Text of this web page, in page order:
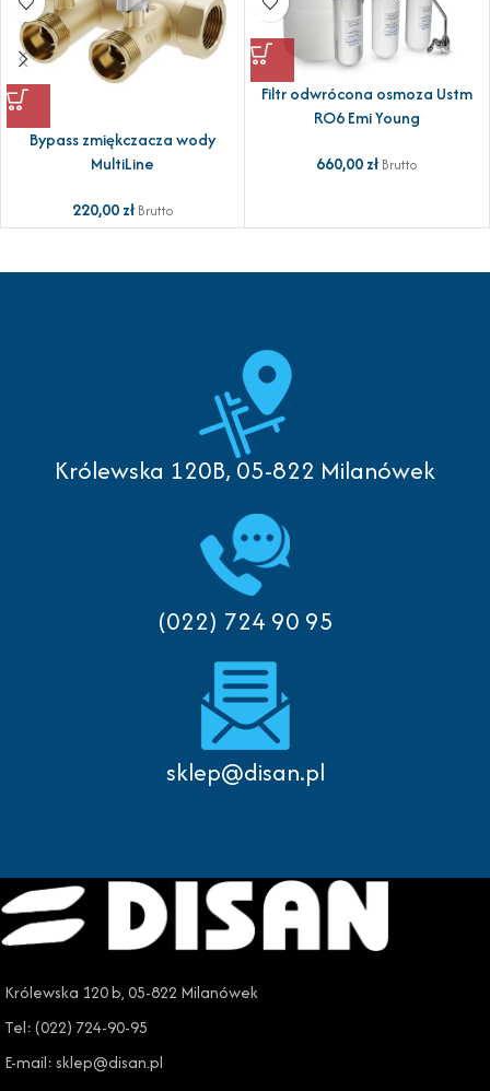
Bypass zmiękczacza wody
MultiLine
220,00zł Brutto
Filtr odwrócona osmoza Ustm
RO6 Emi Young
660,00zł Brutto
Królewska 120B, 05-822 Milanówek
(022) 724 90 95
sklep@disan.pl
Królewska 120 b, 05-822 Milanówek
Tel: (022) 724-90-95
E-mail: sklep@disan.pl